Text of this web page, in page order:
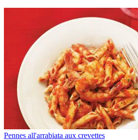
Pennes all'arrabiata aux crevettes